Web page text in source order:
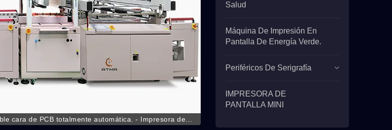
cara de PCB totalmente automática. - Impresora de
Salud
Máquina De Impresión En
Pantalla De Energía Verde.
Periféricos De Serigrafía
IMPRESORA DE
PANTALLA MINI